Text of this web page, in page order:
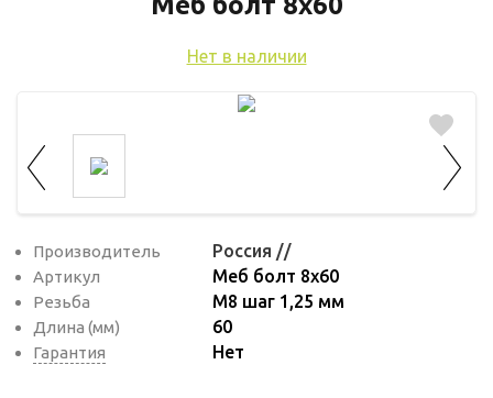
Нет в наличии
Производитель Россия //
Артикул Меб болт 8х60
Резьба М8 шаг 1,25 мм
Длина (мм) 60
Гарантия Нет
помогают понять, как используется сайт,
чтобы увеличить его производительность
и сделать функционал сайта максимально
Рекламные файлы cookie используются
качества рекламы. Эти файлы cookie
помогают обеспечить максимально
высокую точность и ценность содержания
маркетинговых и рекламных материалов